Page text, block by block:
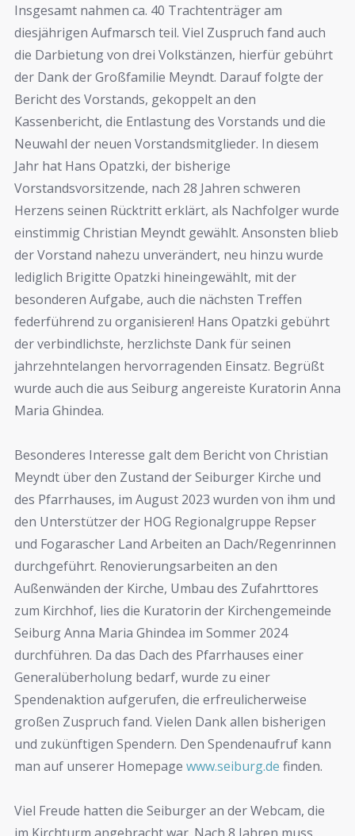
Insgesamt nahmen ca. 40 Trachtenträger am
diesjährigen Aufmarsch teil. Viel Zuspruch fand auch
die Darbietung von drei Volkstänzen, hierfür gebührt
der Dank der Großfamilie Meyndt. Darauf folgte der
Bericht des Vorstands, gekoppelt an den
Kassenbericht, die Entlastung des Vorstands und die
Neuwahl der neuen Vorstandsmitglieder. In diesem
Jahr hat Hans Opatzki, der bisherige
Vorstandsvorsitzende, nach 28 Jahren schweren
Herzens seinen Rücktritt erklärt, als Nachfolger wurde
einstimmig Christian Meyndt gewählt. Ansonsten blieb
der Vorstand nahezu unverändert, neu hinzu wurde
lediglich Brigitte Opatzki hineingewählt, mit der
besonderen Aufgabe, auch die nächsten Treffen
federführend zu organisieren! Hans Opatzki gebührt
der verbindlichste, herzlichste Dank für seinen
jahrzehntelangen hervorragenden Einsatz. Begrüßt
wurde auch die aus Seiburg angereiste Kuratorin Anna
Maria Ghindea.
Besonderes Interesse galt dem Bericht von Christian
Meyndt über den Zustand der Seiburger Kirche und
des Pfarrhauses, im August 2023 wurden von ihm und
den Unterstützer der HOG Regionalgruppe Repser
und Fogarascher Land Arbeiten an Dach/Regenrinnen
durchgeführt. Renovierungsarbeiten an den
Außenwänden der Kirche, Umbau des Zufahrttores
zum Kirchhof, lies die Kuratorin der Kirchengemeinde
Seiburg Anna Maria Ghindea im Sommer 2024
durchführen. Da das Dach des Pfarrhauses einer
Generalüberholung bedarf, wurde zu einer
Spendenaktion aufgerufen, die erfreulicherweise
großen Zuspruch fand. Vielen Dank allen bisherigen
und zukünftigen Spendern. Den Spendenaufruf kann
man auf unserer Homepage www.seiburg.de finden.
Viel Freude hatten die Seiburger an der Webcam, die